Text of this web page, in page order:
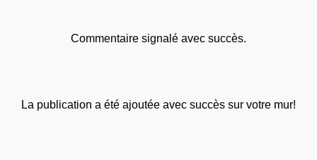
Commentaire signalé avec succès.
La publication a été ajoutée avec succès sur votre mur!